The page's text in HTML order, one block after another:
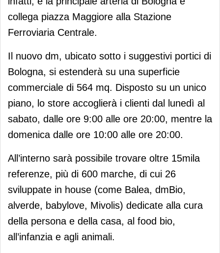
collega piazza Maggiore alla Stazione
Ferroviaria Centrale.
Il nuovo dm, ubicato sotto i suggestivi portici di
Bologna, si estenderà su una superficie
commerciale di 564 mq. Disposto su un unico
piano, lo store accoglierà i clienti dal lunedì al
sabato, dalle ore 9:00 alle ore 20:00, mentre la
domenica dalle ore 10:00 alle ore 20:00.
All’interno sarà possibile trovare oltre 15mila
referenze, più di 600 marche, di cui 26
sviluppate in house (come Balea, dmBio,
alverde, babylove, Mivolis) dedicate alla cura
della persona e della casa, al food bio,
all’infanzia e agli animali.